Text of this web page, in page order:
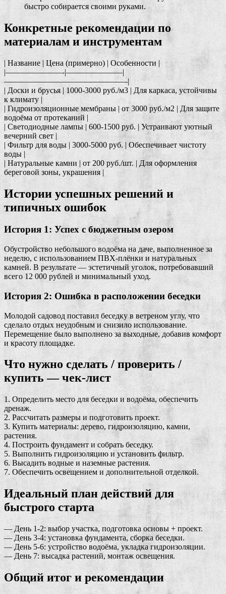
быстро собирается своими руками.
Конкретные рекомендации по
материалам и инструментам
| Название | Цена (примерно) | Особенности |
|———————-|———————|
———————————————-|
| Доски и брусья | 1000-3000 руб./м3 | Для каркаса, устойчивы
к климату |
| Гидроизоляционные мембраны | от 3000 руб./м2 | Для защите
водоёма от протеканий |
| Светодиодные лампы | 600-1500 руб. | Устраивают уютный
вечерний свет |
| Фильтр для воды | 3000-5000 руб. | Обеспечивает чистоту
воды |
| Натуральные камни | от 200 руб./шт. | Для оформления
береговой зоны, украшения |
Истории успешных решений и
типичных ошибок
История 1: Успех с бюджетным озером
Обустройство небольшого водоёма на даче, выполненное за
неделю, с использованием ПВХ-плёнки и натуральных
камней. В результате — эстетичный уголок, потребовавший
всего 12 000 рублей и минимальный уход.
История 2: Ошибка в расположении беседки
Молодой садовод поставил беседку в ветреном углу, что
сделало отдых неудобным и снизило использование.
Перемещение было выполнено за выходные, добавив комфорт
и красоту площадке.
Что нужно сделать / проверить /
купить — чек-лист
1. Определить место для беседки и водоёма, обеспечить
дренаж.
2. Рассчитать размеры и подготовить проект.
3. Купить материалы: дерево, гидроизоляцию, камни,
растения.
4. Построить фундамент и собрать беседку.
5. Выполнить гидроизоляцию и установить фильтр.
6. Высадить водные и наземные растения.
7. Обеспечить освещением и дополнительной отделкой.
Идеальный план действий для
быстрого старта
— День 1-2: выбор участка, подготовка основы + проект.
— День 3-4: установка фундамента, сборка беседки.
— День 5-6: устройство водоёма, укладка гидроизоляции.
— День 7: высадка растений, монтаж освещения.
Общий итог и рекомендации